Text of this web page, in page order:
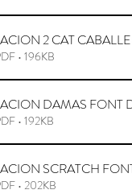
2 CAT
• 196KB
DAMAS FONT
• 192KB
SCRATCH
• 202KB